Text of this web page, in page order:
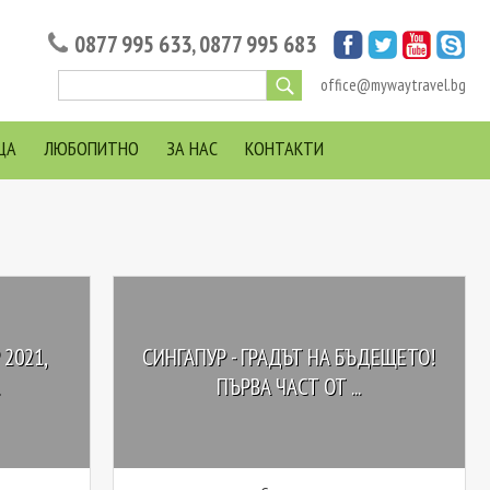
0877 995 633,0877 995 683
office@mywaytravel.bg
ЛЮБОПИТНО ЗА НАС КОНТАКТИ
СИНГАПУР - ГРАДЪТ НА БЪДЕЩЕТО!
ПЪРВА ЧАСТ ОТ ...